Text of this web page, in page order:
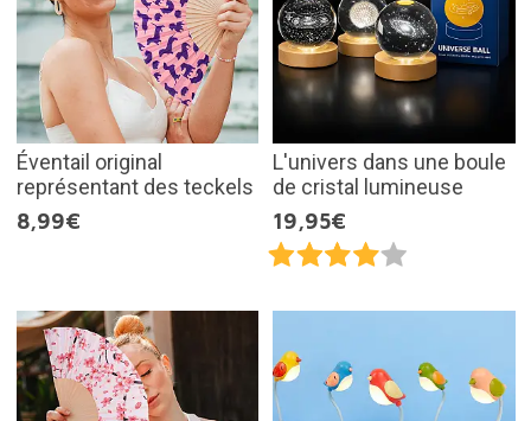
Éventail original
représentant des teckels
8,99€
L'univers dans une boule
de cristal lumineuse
19,95€